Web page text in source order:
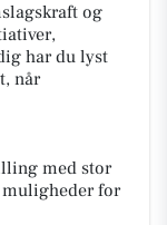
og
har du lyst
når
med stor
muligheder for